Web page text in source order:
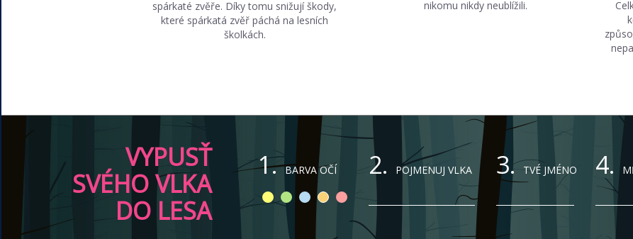
spárkaté zvěře. Díky tomu snižují škody,
které spárkatá zvěř páchá na lesních
školkách.
nikomu nikdy neublížili.
VYPUSŤ
SVÉHO VLKA
DO LESA
1. BARVA OČÍ 2. POJMENUJ VLKA 3. TVÉ JMÉNO 4.